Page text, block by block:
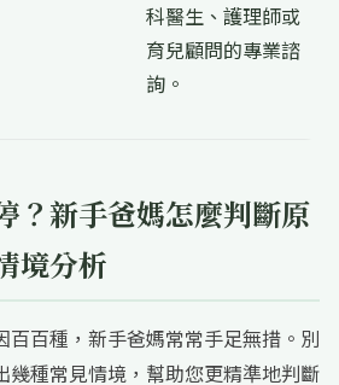
科醫生、護理師或
育兒顧問的專業諮
詢。
？新手爸媽怎麼判斷原
境分析
百百種，新手爸媽常常手足無措。別
幾種常見情境，幫助您更精準地判斷